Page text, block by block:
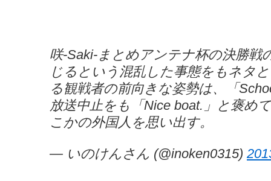
咲-Saki-まとめアンテナ杯の決勝戦
じるという混乱した事態をもネタ
る観戦者の前向きな姿勢は、「
放送中止をも「Nice boat.」と褒め
こかの外国人を思い出す。
— いのけんさん (@inoken0315)